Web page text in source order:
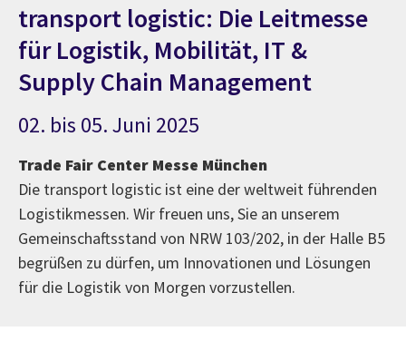
transport logistic: Die Leitmesse
für Logistik, Mobilität, IT &
Supply Chain Management
02. bis 05. Juni 2025
Trade Fair Center Messe München
Die transport logistic ist eine der weltweit führenden
Logistikmessen. Wir freuen uns, Sie an unserem
Gemeinschaftsstand von NRW 103/202, in der Halle B5
begrüßen zu dürfen, um Innovationen und Lösungen
für die Logistik von Morgen vorzustellen.